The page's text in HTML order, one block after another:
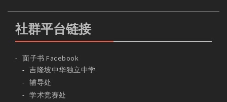
社群平台链接
面子书 Facebook
吉隆坡中华独立中学
辅导处
学术竞赛处